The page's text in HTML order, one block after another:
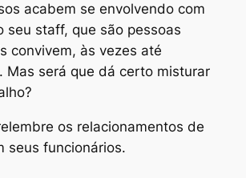
acabem se envolvendo com
seu staff, que são pessoas
convivem, às vezes até
Mas será que dá certo misturar
os relacionamentos de
seus funcionários.